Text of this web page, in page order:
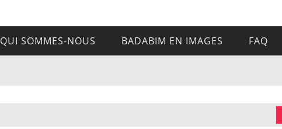
QUI SOMMES-NOUS BADABIM EN IMAGES FAQ